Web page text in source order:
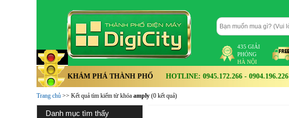
435 GIẢI
PHÓNG
HÀ NỘI
KHÁM PHÁ THÀNH PHỐ HOTLINE: 0945.172.266 - 0904.196.226
Trang chủ >> Kết quả tìm kiếm từ khóa amply (0 kết quả)
danh mục tìm thấy